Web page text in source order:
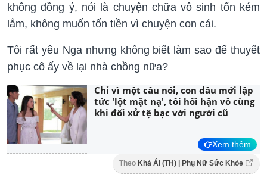
không đồng ý, nói là chuyện chữa vô sinh tốn kém
lắm, không muốn tốn tiền vì chuyện con cái.
Tôi rất yêu Nga nhưng không biết làm sao để thuyết
phục cô ấy về lại nhà chồng nữa?
Chỉ vì một câu nói, con dâu mới lập
tức 'lột mặt nạ', tôi hối hận vô cùng
khi đối xử tệ bạc với người cũ
Xem thêm
Theo Khả Ái (TH) | Phụ Nữ Sức Khỏe